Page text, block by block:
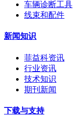
车辆诊断工具
线束和配件
新闻知识
菲益科资讯
行业资讯
技术知识
期刊新闻
下载与支持